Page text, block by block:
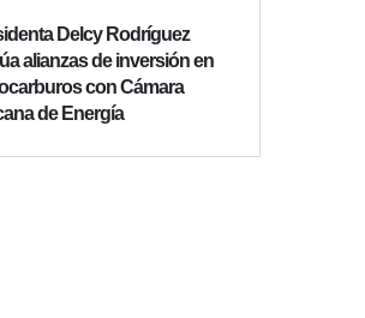
Delcy Rodríguez
alianzas de inversión en
con Cámara
de Energía